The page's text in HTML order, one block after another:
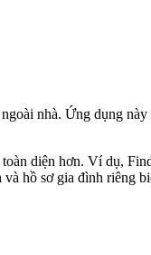
nhà. Ứng dụng
diện hơn. Ví dụ,
hồ sơ gia đình riêng